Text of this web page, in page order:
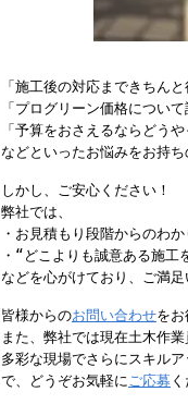
「施工後の対応まできちん
「プログリーン価格について
「予算をおさえるならどう
などといったお悩みをお持
しかし、ご安心ください！
弊社では、
・お見積もり段階からのわ
・“どこよりも誠意ある施
などを心がけており、ご満
皆様からのお問い合わせをお
また、弊社では現在土木作
多彩な現場でさらにスキル
で、どうぞお気軽にご応募